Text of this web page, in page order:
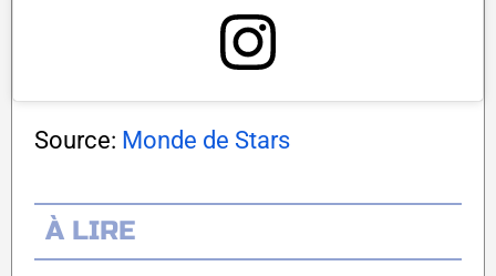
Source: Monde de Stars
À LIRE